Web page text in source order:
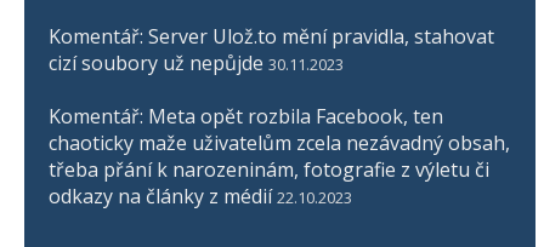
Komentář: Server Ulož.to mění pravidla, stahovat
cizí soubory už nepůjde 30.11.2023
Komentář: Meta opět rozbila Facebook, ten
chaoticky maže uživatelům zcela nezávadný obsah,
třeba přání k narozeninám, fotografie z výletu či
odkazy na články z médií 22.10.2023